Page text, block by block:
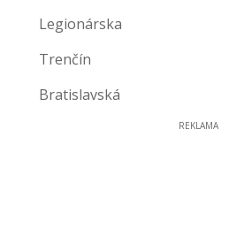
Legionárska
Trenčín
Bratislavská
REKLAMA